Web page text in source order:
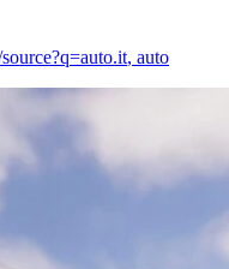
, auto